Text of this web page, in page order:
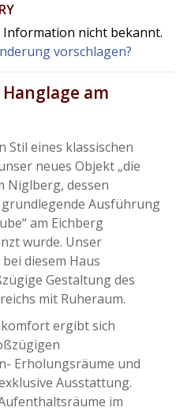
Information nicht bekannt.
vorschlagen?
am
Stil eines klassischen
neues Objekt „die
Niglberg, dessen
Ausführung
am Eichberg
wurde. Unser
diesem Haus
Gestaltung des
mit Ruheraum.
ergibt sich
Erholungsräume und
Ausstattung.
im